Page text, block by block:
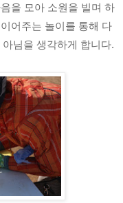
을 모아 소원을 빌며 하
어주는 놀이를 통해 다
님을 생각하게 합니다.